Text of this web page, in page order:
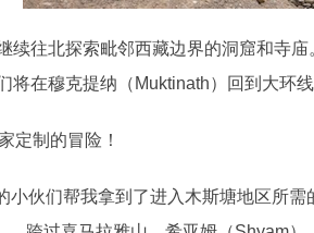
续往北探索毗邻西藏边界的洞窟和寺
将在穆克提纳（Muktinath）回到大环
定制的冒险！
小伙们帮我拿到了进入木斯塘地区所